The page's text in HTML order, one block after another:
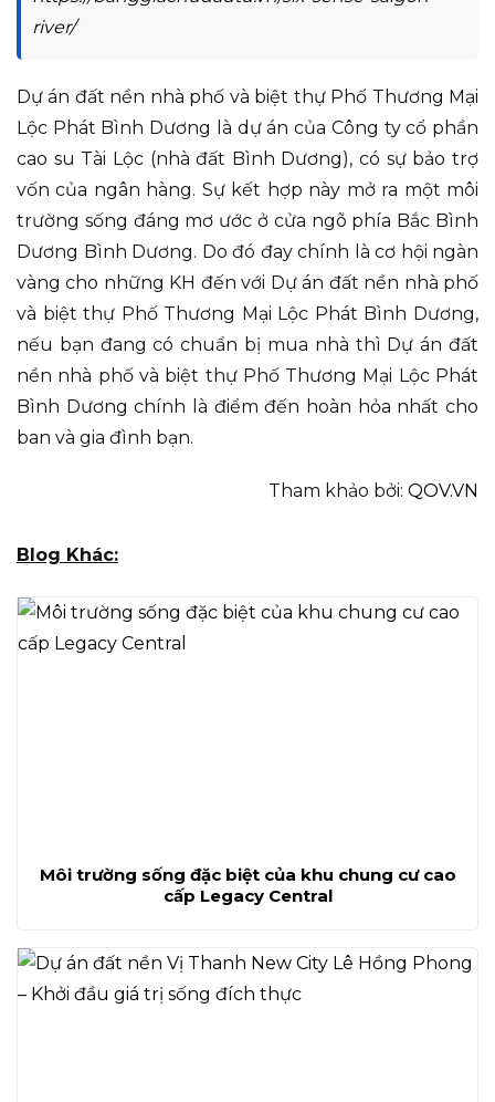
river/
Dự án đất nền nhà phố và biệt thự Phố Thương Mại
Lộc Phát Bình Dương là dự án của Công ty cổ phần
cao su Tài Lộc (nhà đất Bình Dương), có sự bảo trợ
vốn của ngân hàng. Sự kết hợp này mở ra một môi
trường sống đáng mơ ước ở cửa ngõ phía Bắc Bình
Dương Bình Dương. Do đó đay chính là cơ hội ngàn
vàng cho những KH đến với Dự án đất nền nhà phố
và biệt thự Phố Thương Mại Lộc Phát Bình Dương,
nếu bạn đang có chuẩn bị mua nhà thì Dự án đất
nền nhà phố và biệt thự Phố Thương Mại Lộc Phát
Bình Dương chính là điểm đến hoàn hỏa nhất cho
ban và gia đình bạn.
Tham khảo bởi: QOV.VN
Blog Khác:
Môi trường sống đặc biệt của khu chung cư cao
cấp Legacy Central